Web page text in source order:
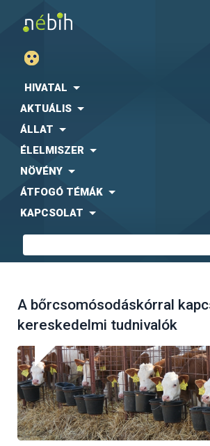
HIVATAL
AKTUÁLIS
ÁLLAT
ÉLELMISZER
NÖVÉNY
ÁTFOGÓ TÉMÁK
KAPCSOLAT
A bőrcsomósodáskórral
kereskedelmi tudnivalók